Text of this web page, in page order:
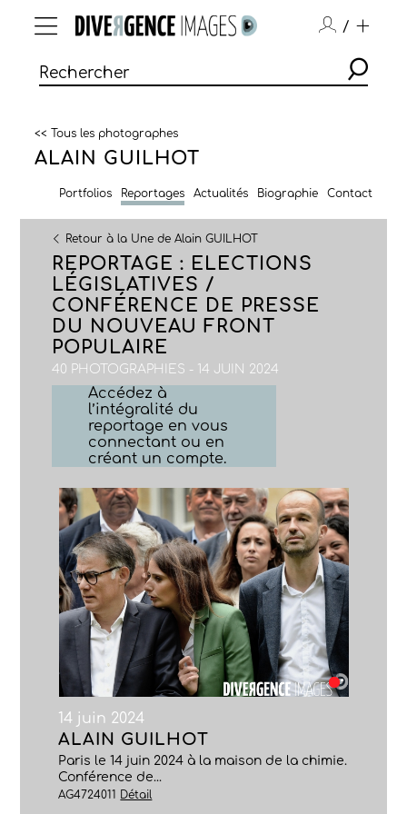
/
<< Tous les photographes
ALAIN GUILHOT
Portfolios Reportages Actualités Biographie Contact
Retour à la Une de Alain GUILHOT
REPORTAGE : ELECTIONS
LÉGISLATIVES /
CONFÉRENCE DE PRESSE
DU NOUVEAU FRONT
POPULAIRE
40 PHOTOGRAPHIES - 14 JUIN 2024
Accédez à
l’intégralité du
reportage en vous
connectant ou en
créant un compte.
14 juin 2024
ALAIN GUILHOT
Paris le 14 juin 2024 à la maison de la chimie.
Conférence de...
AG4724011 Détail